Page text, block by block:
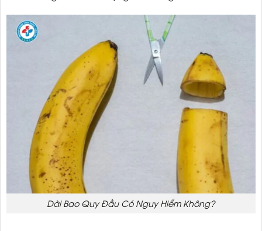
Dài Bao Quy Đầu Có Nguy Hiểm Không?